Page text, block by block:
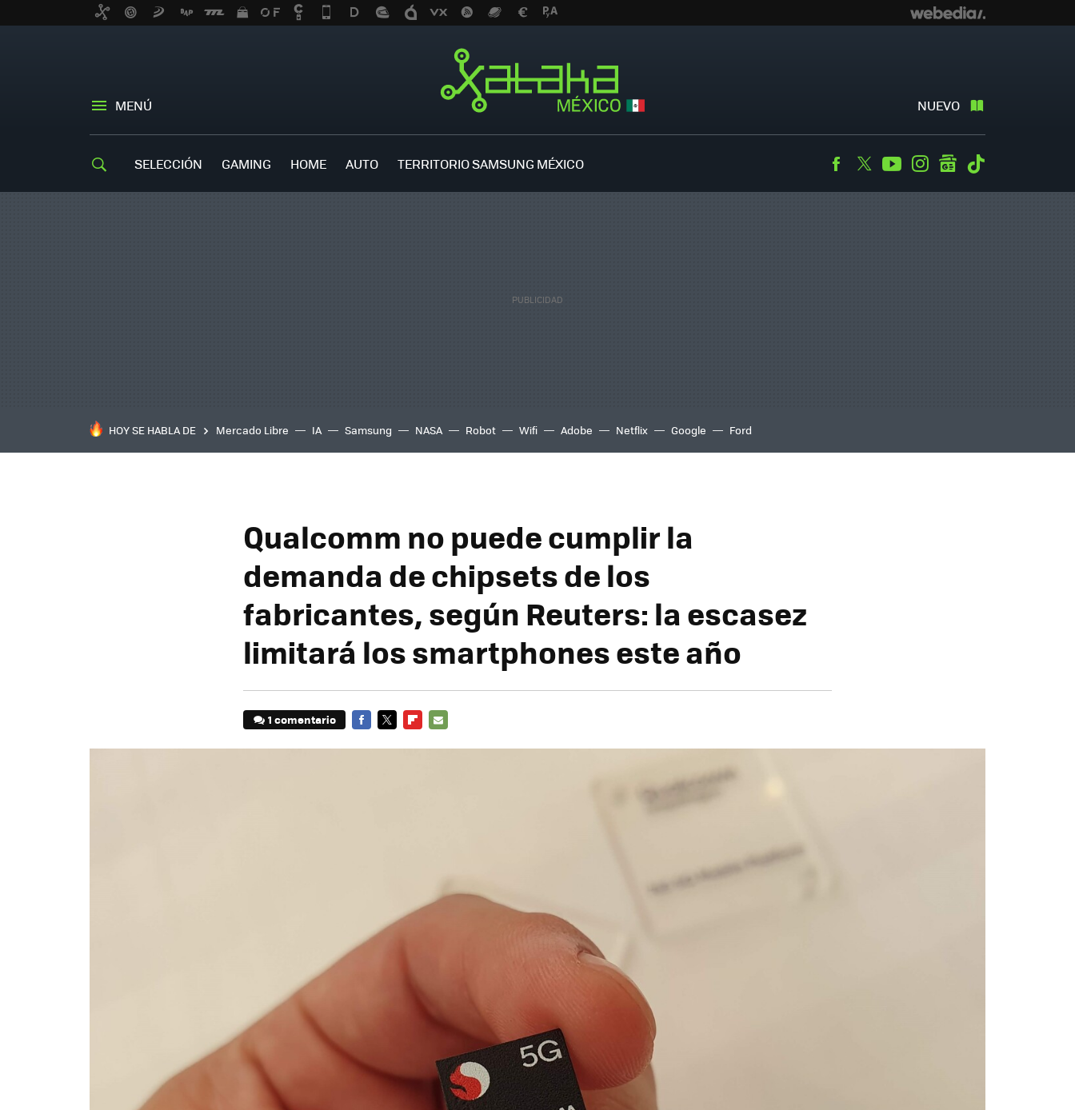
MENÚ NUEVO
SELECCIÓN GAMING HOME AUTO TERRITORIO SAMSUNG MÉXICO Facebook
TwitterYoutubeInstagramgooglenews
HOY SE HABLA DE Mercado Libre IA Samsung NASA Robot Wifi Adobe Netflix Google Ford
Qualcomm no puede cumplir la
demanda de chipsets de los
fabricantes, según Reuters: la escasez
limitará los smartphones este año
1 comentario